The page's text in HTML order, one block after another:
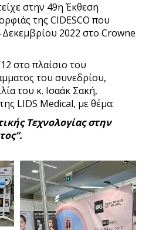
στην 49η Έκθεση
της CIDESCO που
2022 στο Crowne
στο πλαίσιο του
του συνεδρίου,
του κ. Ισαάκ Σακή,
LIDS Medical, με θέμα:
Τεχνολογίας στην